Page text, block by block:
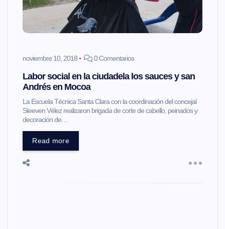
noviembre 10, 2018 0 Comentarios
Labor social en la ciudadela los sauces y san
Andrés en Mocoa
La Escuela Técnica Santa Clara con la coordinación del concejal
Steeven Vélez realizaron brigada de corte de cabello, peinados y
decoración de…
Read more